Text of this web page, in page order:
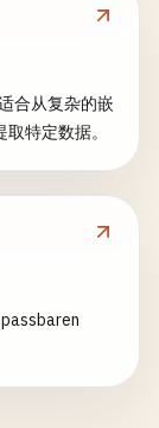
合从复杂的嵌
特定数据。